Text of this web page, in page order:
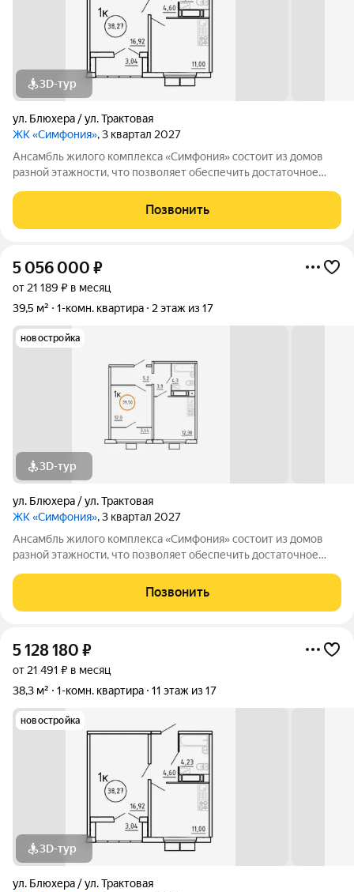
3D-тур
ул. Блюхера / ул. Трактовая
ЖК «Симфония», 3 квартал 2027
Ансамбль жилого комплекса «Симфония» состоит из домов
разной этажности, что позволяет обеспечить достаточное
времени и предлагаем квартиры с уже готовой базовой
отделкой. Заезжайте и живите! ЖК
Позвонить
5 056 000 ₽
от 21 189 ₽ в месяц
39,5 м²
1-комн. квартира 2 этаж из 17
новостройка
3D-тур
ул. Блюхера / ул. Трактовая
ЖК «Симфония», 3 квартал 2027
Ансамбль жилого комплекса «Симфония» состоит из домов
разной этажности, что позволяет обеспечить достаточное
времени и предлагаем квартиры с уже готовой базовой
отделкой. Заезжайте и живите! ЖК
Позвонить
5 128 180 ₽
от 21 491 ₽ в месяц
38,3 м²
1-комн. квартира 11 этаж из 17
новостройка
3D-тур
ул. Блюхера / ул. Трактовая